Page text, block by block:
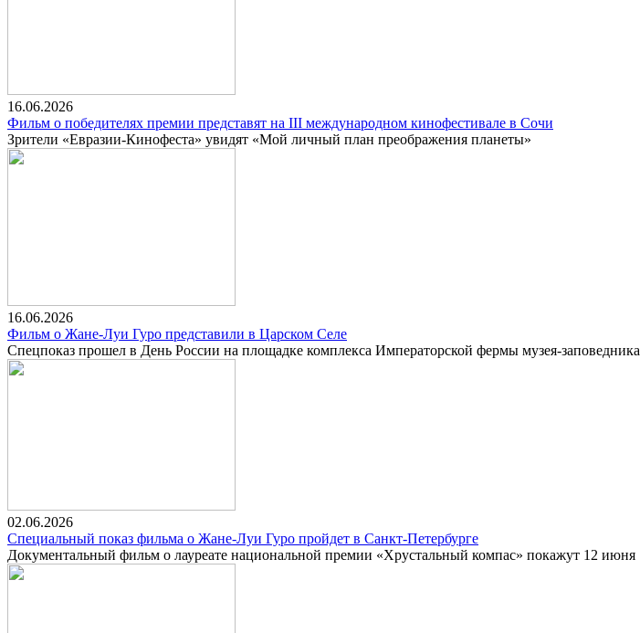
16.06.2026
Фильм о победителях премии представят на III международном кинофестивале в Сочи
Зрители «Евразии-Кинофеста» увидят «Мой личный план преображения планеты»
16.06.2026
Фильм о Жане-Луи Гуро представили в Царском Селе
Спецпоказ прошел в День России на площадке комплекса Императорской фермы музея-заповедника
02.06.2026
Специальный показ фильма о Жане-Луи Гуро пройдет в Санкт-Петербурге
Документальный фильм о лауреате национальной премии «Хрустальный компас» покажут 12 июня